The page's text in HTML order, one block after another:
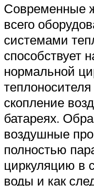
Современные
всего
системами
способствует
нормальной
скопление
батареях.
воздушные
полностью
циркуляцию в
воды и как